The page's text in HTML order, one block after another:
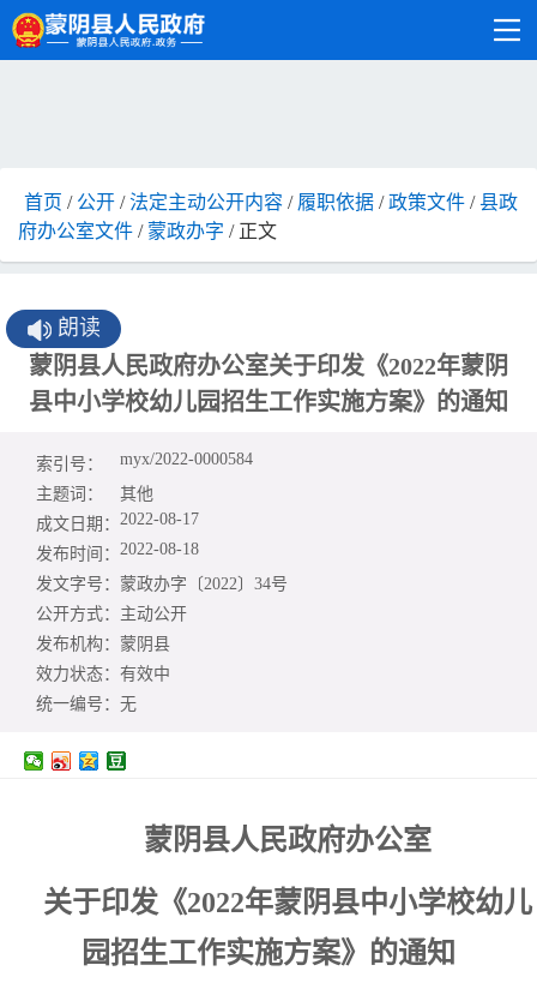
首页 / 公开 /法定主动公开内容 / 履职依据 /政策文件 / 县政
府办公室文件 / 蒙政办字 / 正文
朗读
蒙阴县人民政府办公室关于印发《2022年蒙阴
县中小学校幼儿园招生工作实施方案》的通知
索引号：
myx/2022-0000584
主题词：
其他
成文日期： 2022-08-17
发布时间： 2022-08-18
发文字号： 蒙政办字〔2022〕34号
公开方式： 主动公开
发布机构： 蒙阴县
效力状态： 有效中
统一编号： 无
蒙阴县人民政府办公室
关于印发《2022年蒙阴县中小学校幼儿
园招生工作实施方案》的通知